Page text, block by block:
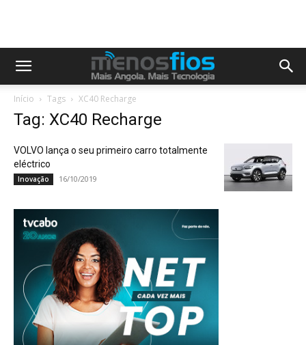
Início Tags XC40 Recharge
Tag: XC40 Recharge
VOLVO lança o seu primeiro carro totalmente
eléctrico
Inovação 16/10/2019